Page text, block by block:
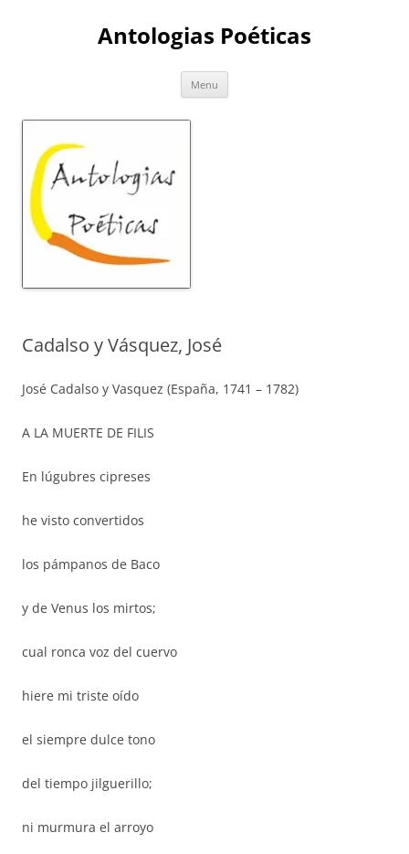
Antologias Poéticas
Menu
Cadalso y Vásquez, José
José Cadalso y Vasquez (España, 1741 – 1782)
A LA MUERTE DE FILIS
En lúgubres cipreses
he visto convertidos
los pámpanos de Baco
y de Venus los mirtos;
cual ronca voz del cuervo
hiere mi triste oído
el siempre dulce tono
del tiempo jilguerillo;
ni murmura el arroyo